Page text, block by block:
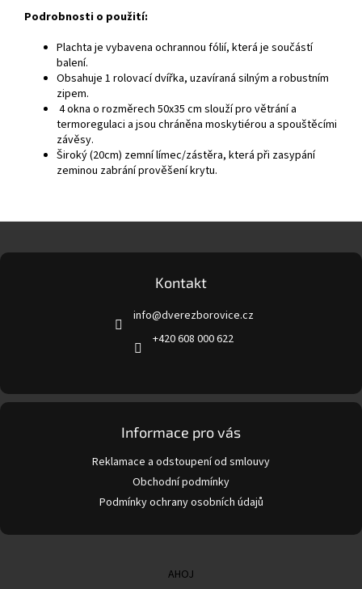
Podrobnosti o použití:
Plachta je vybavena ochrannou fólií, která je součástí
balení.
Obsahuje 1 rolovací dvířka, uzavíraná silným a robustním
zipem.
4 okna o rozměrech 50x35 cm slouží pro větrání a
termoregulaci a jsou chráněna moskytiérou a spouštěcími
závěsy.
Široký (20cm) zemní límec/zástěra, která při zasypání
zeminou zabrání prověšení krytu.
p
Kontakt
info@dverezborovice.cz
+420 608 000 622
Informace pro vás
Reklamace a odstoupení od smlouvy
Obchodní podmínky
Podmínky ochrany osobních údajů
AHOJ